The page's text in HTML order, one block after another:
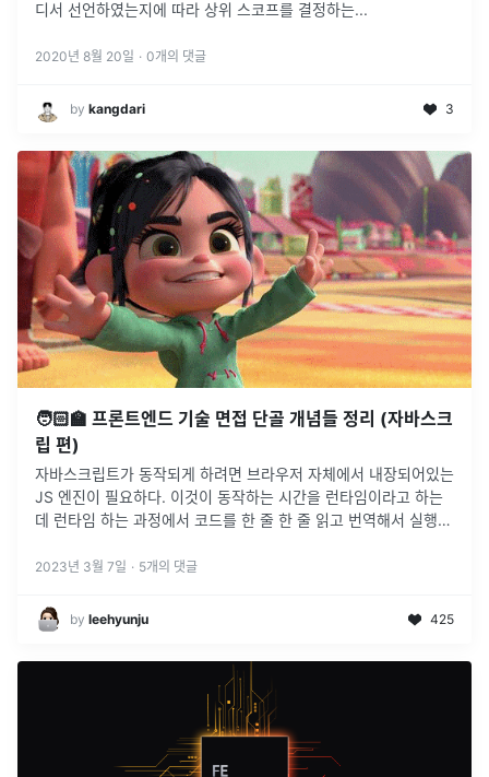
디서 선언하였는지에 따라 상위 스코프를 결정하는...
2020년 8월 20일 · 0개의 댓글
by kangdari 3
🧑🏻‍🏫 프론트엔드 기술 면접 단골 개념들 정리 (자바스크
립 편)
자바스크립트가 동작되게 하려면 브라우저 자체에서 내장되어있는
JS 엔진이 필요하다. 이것이 동작하는 시간을 런타임이라고 하는
데 런타임 하는 과정에서 코드를 한 줄 한 줄 읽고 번역해서 실행을
리터를 이용해서...
2023년 3월 7일 · 5개의 댓글
by leehyunju 425